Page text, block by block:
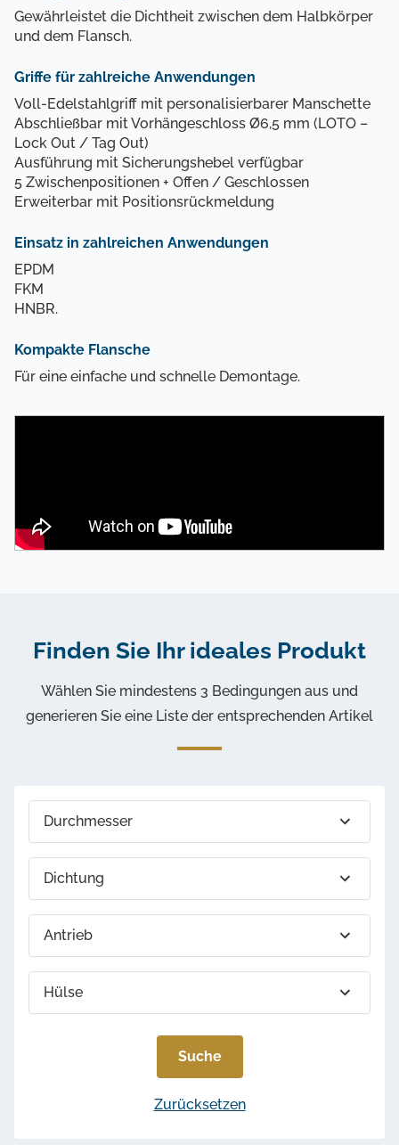
Gewährleistet die Dichtheit zwischen dem Halbkörper
und dem Flansch.
Griffe für zahlreiche Anwendungen
Voll-Edelstahlgriff mit personalisierbarer Manschette
Abschließbar mit Vorhängeschloss Ø6,5 mm (LOTO –
Lock Out / Tag Out)
Ausführung mit Sicherungshebel verfügbar
5 Zwischenpositionen + Offen / Geschlossen
Erweiterbar mit Positionsrückmeldung
Einsatz in zahlreichen Anwendungen
EPDM
FKM
HNBR.
Kompakte Flansche
Für eine einfache und schnelle Demontage.
Finden Sie Ihr ideales Produkt
Wählen Sie mindestens 3 Bedingungen aus und
generieren Sie eine Liste der entsprechenden Artikel
Steuerung und Signalisierung
Durchmesser
Dichtung
Antrieb
Hülse
Suche
Zurücksetzen